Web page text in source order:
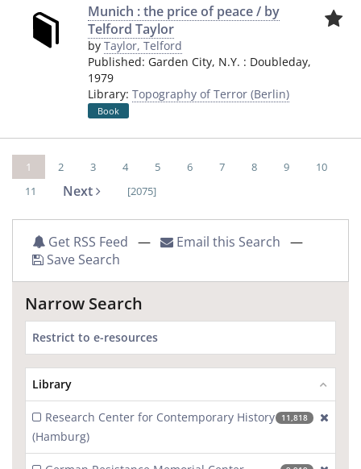
Munich : the price of peace / by
Telford Taylor
by Taylor, Telford
Published: Garden City, N.Y. : Doubleday,
1979
Library: Topography of Terror (Berlin)
Book
1 2 3 4 5 6 7 8 9
10
11
Next [2075]
Get RSS Feed — Email this Search —
Save Search
Narrow Search
Restrict to e-resources
Library
Research Center for Contemporary History
(Hamburg)
11,818